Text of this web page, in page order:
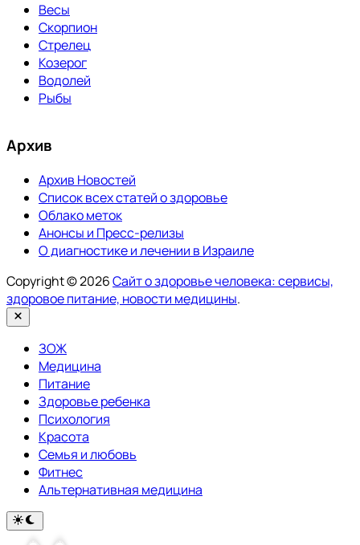
Весы
Скорпион
Стрелец
Козерог
Водолей
Рыбы
Архив
Архив Новостей
Список всех статей о здоровье
Облако меток
Анонсы и Пресс-релизы
О диагностике и лечении в Израиле
Copyright © 2026Сайт о здоровье человека: сервисы,
здоровое питание, новости медицины.
Закрыть
ЗОЖ
Медицина
Питание
Здоровье ребенка
Психология
Красота
Семья и любовь
Фитнес
Альтернативная медицина
Переключить
на